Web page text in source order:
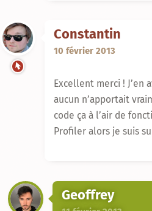
Constantin
10 février 2013
Excellent merci ! J’en
aucun n’apportait
code ça à l’air de
Profiler alors je suis
Geoffrey